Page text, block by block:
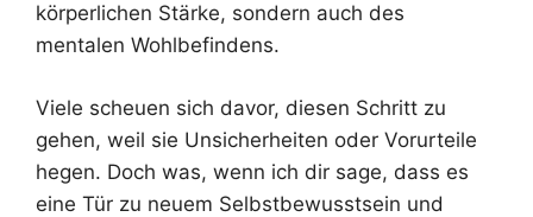
körperlichen Stärke, sondern auch des
mentalen Wohlbefindens.
Viele scheuen sich davor, diesen Schritt zu
gehen, weil sie Unsicherheiten oder Vorurteile
hegen. Doch was, wenn ich dir sage, dass es
eine Tür zu neuem Selbstbewusstsein und